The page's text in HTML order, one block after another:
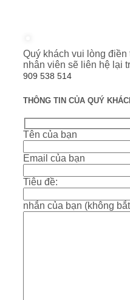
Quý khách vui lòng
nhân viên sẽ liên hệ lại
909 538 514
THÔNG TIN CỦA QUÝ
Tên của bạn
Email của bạn
Tiêu đề:
nhắn của bạn (không